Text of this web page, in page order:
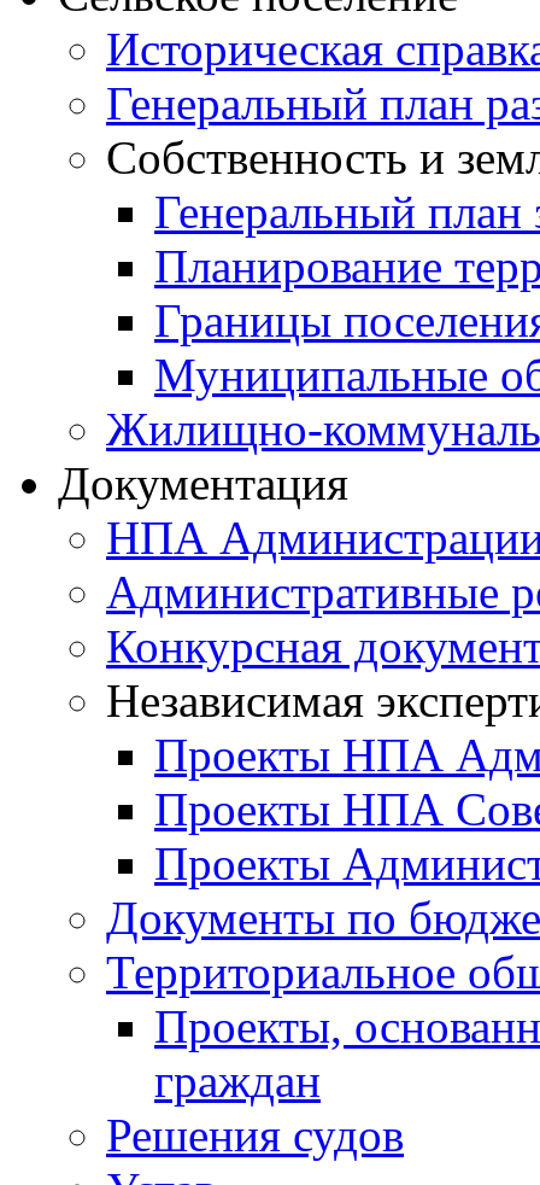
Историческая
Генеральный план
Собственность и
Генеральный план
Планирование
Границы
Муниципальные
Жилищно-
Документация
НПА
Административные
Конкурсная
Независимая
Проекты НПА
Проекты НПА
Проекты
Документы по
Территориальное
Проекты,
граждан
Решения судов